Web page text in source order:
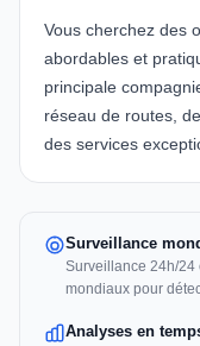
Vous cherchez des
abordables et
principale
réseau de routes,
des services
Surveillance
Surveillance 24h/24
mondiaux pour
Analyses en